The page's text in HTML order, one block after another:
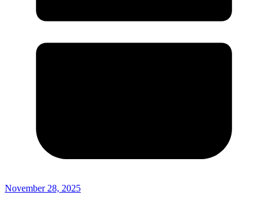
November 28, 2025